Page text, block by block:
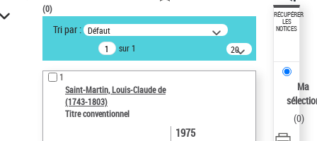
VOTRE RECHERCHE
Œuvres liées à l'auteur :
Willermoz, Jean-Baptiste (1730-
1824)
Sauvegarder votre recherche
AFFINER
(0)
Tri par : Défaut
sur 1
20
résultats/page
1
Saint-Martin, Louis-Claude de
(1743-1803)
Titre conventionnel
1975
RÉCUPÉRER
LES
NOTICES
Ma
(0)